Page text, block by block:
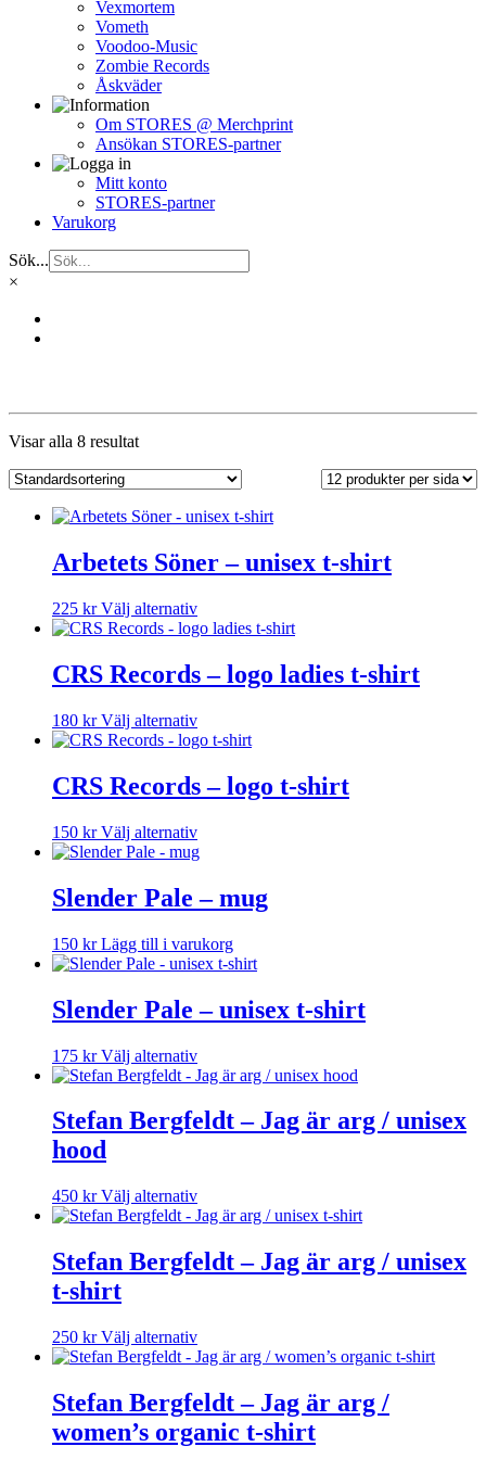
Vexmortem
Vometh
Voodoo-Music
Zombie Records
Åskväder
Om STORES @ Merchprint
Ansökan STORES-partner
Mitt konto
STORES-partner
Varukorg
Sök...
×
Visar alla 8 resultat
Arbetets Söner – unisex t-shirt
225 kr Välj alternativDen
här
flera
De
olika
kan
väljas
produktsidan
CRS Records – logo ladies t-shirt
180 kr Välj alternativDen
här
flera
De
olika
kan
väljas
på
produktsidan
CRS Records – logo t-shirt
150 kr Välj alternativDen
här
flera
De
olika
kan
väljas
produktsidan
Slender Pale – mug
150 kr Lägg till i varukorg
Slender Pale – unisex t-shirt
175 kr Välj alternativDen
här
har
flera
olika
alternativen
kan
väljas
på
Stefan Bergfeldt – Jag är arg / unisex
hood
450 kr Välj alternativDen
här
har
flera
olika
alternativen
kan
väljas
på
produktsidan
Stefan Bergfeldt – Jag är arg / unisex
t-shirt
250 kr Välj alternativDen
här
har
flera
varianter.
Stefan Bergfeldt – Jag är arg /
women’s organic t-shirt